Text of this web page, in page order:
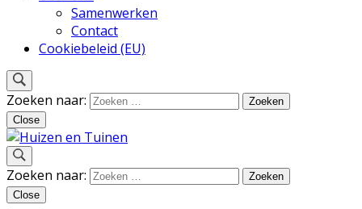
Samenwerken
Contact
Cookiebeleid (EU)
Zoeken naar:
Close
Huizen en Tuinen
Inspiratie voor wonen en tuinieren
Zoeken naar:
Close